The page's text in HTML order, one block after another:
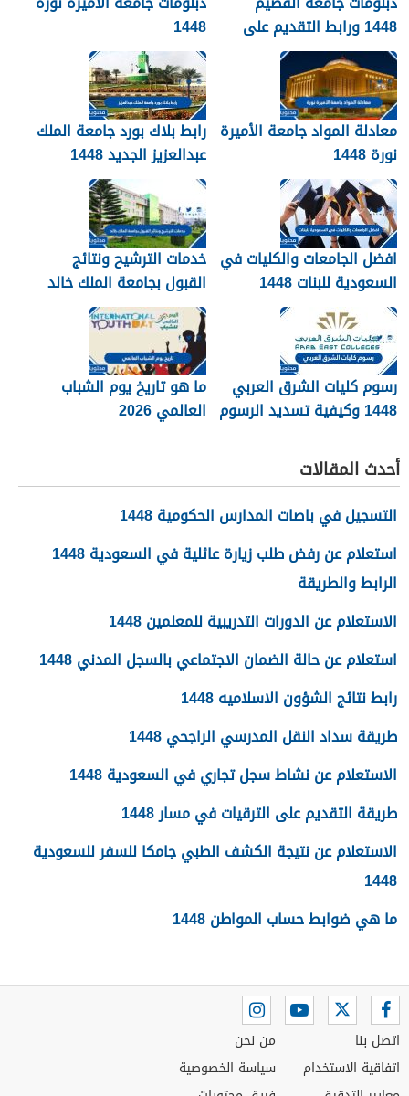
1448 ورابط التقديم على
دبلومات جامعة القصيم
qudcss.com
1448
معادلة المواد جامعة الأميرة
نورة 1448
رابط بلاك بورد جامعة الملك
عبدالعزيز الجديد 1448
blackboard kau
افضل الجامعات والكليات في
السعودية للبنات 1448
خدمات الترشيح ونتائج
القبول بجامعة الملك خالد
1448
رسوم كليات الشرق العربي
1448 وكيفية تسديد الرسوم
ما هو تاريخ يوم الشباب
العالمي 2026
أحدث المقالات
التسجيل في باصات المدارس الحكومية 1448
استعلام عن رفض طلب زيارة عائلية في السعودية 1448
الرابط والطريقة
الاستعلام عن الدورات التدريبية للمعلمين 1448
استعلام عن حالة الضمان الاجتماعي بالسجل المدني 1448
رابط نتائج الشؤون الاسلاميه 1448
طريقة سداد النقل المدرسي الراجحي 1448
الاستعلام عن نشاط سجل تجاري في السعودية 1448
طريقة التقديم على الترقيات في مسار 1448
الاستعلام عن نتيجة الكشف الطبي جامكا للسفر للسعودية
1448
ما هي ضوابط حساب المواطن 1448
اتصل بنا
اتفاقية الاستخدام
من نحن
سياسة الخصوصية